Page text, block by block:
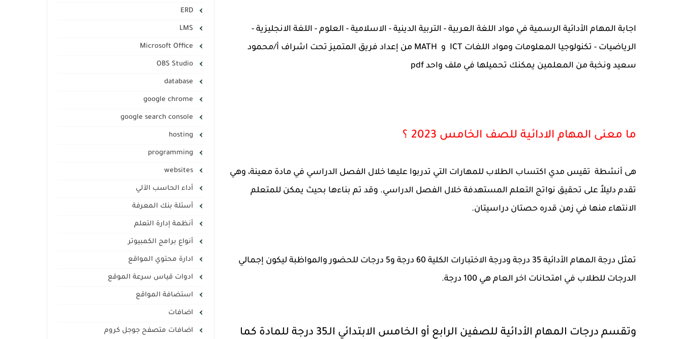
اجابة المهام الأدائية الرسمية في مواد اللغة العربية - التربية الدينية - الاسلامية - العلوم - اللغة الانجليزية -
الرياضيات - تكنولوجيا المعلومات ومواد اللغات ICT و MATH من إعداد فريق المتميز تحت اشراف أ/محمود
سعيد ونخبة من المعلمين يمكنك تحميلها في ملف واحد pdf
ما معنى المهام الادائية للصف الخامس 2023 ؟
هى أنشطة تقيس مدي اكتساب الطلاب للمهارات التي تدربوا عليها خلال الفصل الدراسي في مادة معينة، وهي
تقدم دليلاً على تحقيق نواتج التعلم المستهدفة خلال الفصل الدراسي. وقد تم بناءها بحيث يمكن للمتعلم
الانتهاء منها في زمن قدره حصتان دراسيتان.
تمثل درجة المهام الأدائية 35 درجة ودرجة الاختبارات الكلية 60 درجة و5 درجات للحضور والمواظبة ليكون إجمالي
الدرجات للطلاب في امتحانات اخر العام هي 100 درجة.
وتقسم درجات المهام الأدائية للصفين الرابع أو الخامس الابتدائي الـ35 درجة للمادة كما
ERD
OBS Studio
websites
أداء الحاسب الآلي
أسئلة بنك المعرفة
أنظمة إدارة التعلم
أنواع برامج الكمبيوتر
ادارة محتوي المواقع
ادوات قياس سرعة الموقع
استضافة المواقع
اضافات
اضافات متصفح جوجل كروم